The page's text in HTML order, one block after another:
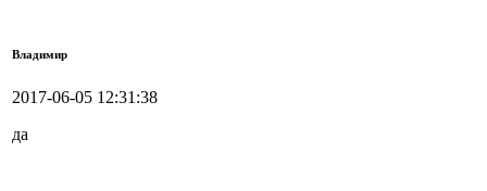
Владимир
2017-06-05 12:31:38
да